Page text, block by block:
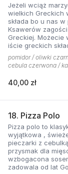
Jeżeli wciąż
wielkich Greckich
składa bo u nas w pizzerii Hyyper Pabianice i
Ksawerów
Greckiej. Możecie
iście greckich
myśl piaszczyste
typu feta, którego
współgra z
wyjątkowo
nie boją się
pomidor / oliwki
cebula czerwona /
40,00 zł
18. Pizza Polo
Pizza polo to
wyjątkowa ,
pieczarki z cebulką,
przysmak dla
wzbogacona
zadowala od lat